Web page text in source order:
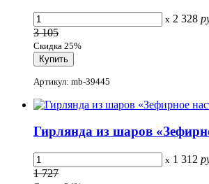
x 2 328
3 105
Скидка 25%
Артикул: mb-39445
Гирлянда из шаров
x 1 312
1 727